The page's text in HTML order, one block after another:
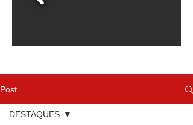
Post
DESTAQUES